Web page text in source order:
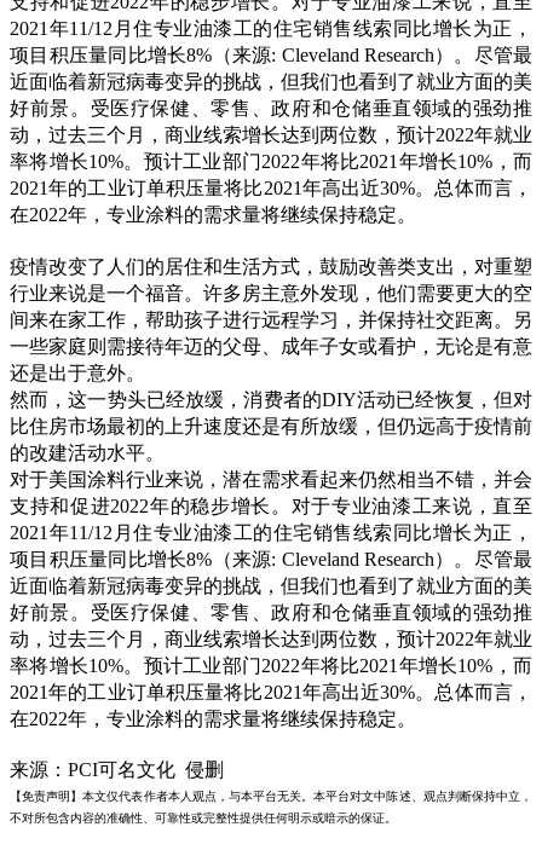
2021年11/12月住专业油漆工的住宅销售线索同比增长为正，
项目积压量同比增长8%（来源: Cleveland Research）。尽管最
近面临着新冠病毒变异的挑战，但我们也看到了就业方面的美
好前景。受医疗保健、零售、政府和仓储垂直领域的强劲推
动，过去三个月，商业线索增长达到两位数，预计2022年就业
率将增长10%。预计工业部门2022年将比2021年增长10%，而
2021年的工业订单积压量将比2021年高出近30%。总体而言，
在2022年，专业涂料的需求量将继续保持稳定。
疫情改变了人们的居住和生活方式，鼓励改善类支出，对重塑
行业来说是一个福音。许多房主意外发现，他们需要更大的空
间来在家工作，帮助孩子进行远程学习，并保持社交距离。另
一些家庭则需接待年迈的父母、成年子女或看护，无论是有意
还是出于意外。
然而，这一势头已经放缓，消费者的DIY活动已经恢复，但对
比住房市场最初的上升速度还是有所放缓，但仍远高于疫情前
的改建活动水平。
对于美国涂料行业来说，潜在需求看起来仍然相当不错，并会
支持和促进2022年的稳步增长。对于专业油漆工来说，直至
2021年11/12月住专业油漆工的住宅销售线索同比增长为正，
项目积压量同比增长8%（来源: Cleveland Research）。尽管最
近面临着新冠病毒变异的挑战，但我们也看到了就业方面的美
好前景。受医疗保健、零售、政府和仓储垂直领域的强劲推
动，过去三个月，商业线索增长达到两位数，预计2022年就业
率将增长10%。预计工业部门2022年将比2021年增长10%，而
2021年的工业订单积压量将比2021年高出近30%。总体而言，
在2022年，专业涂料的需求量将继续保持稳定。
来源：PCI可名文化 侵删
【免责声明】本文仅代表作者本人观点，与本平台无关。本平台对文中陈述、观点判断保持中立，
不对所包含内容的准确性、可靠性或完整性提供任何明示或暗示的保证。